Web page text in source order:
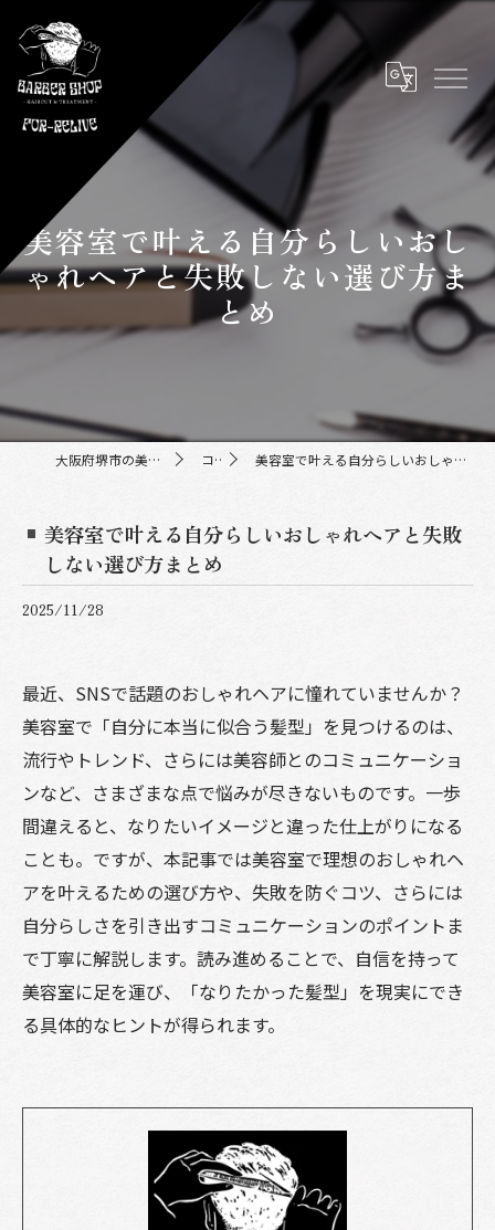
美容室で叶える自分らしいおし
ゃれヘアと失敗しない選び方ま
とめ
大阪府堺市の美容室ならFor-Relive コラム 美容室で叶える自分らしいおしゃれヘアと失敗しない選び方まとめ
美容室で叶える自分らしいおしゃれヘアと失敗
しない選び方まとめ
2025/11/28
最近、SNSで話題のおしゃれヘアに憧れていませんか？
美容室で「自分に本当に似合う髪型」を見つけるのは、
流行やトレンド、さらには美容師とのコミュニケーショ
ンなど、さまざまな点で悩みが尽きないものです。一歩
間違えると、なりたいイメージと違った仕上がりになる
ことも。ですが、本記事では美容室で理想のおしゃれヘ
アを叶えるための選び方や、失敗を防ぐコツ、さらには
自分らしさを引き出すコミュニケーションのポイントま
で丁寧に解説します。読み進めることで、自信を持って
美容室に足を運び、「なりたかった髪型」を現実にでき
る具体的なヒントが得られます。